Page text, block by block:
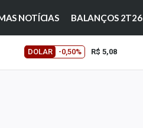
NOTÍCIAS BALANÇOS 2T26
DOLAR -0,50% R$ 5,08